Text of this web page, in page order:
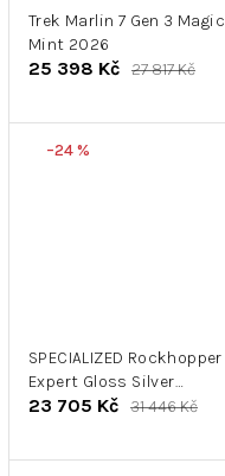
Trek Marlin 7 Gen 3 Magic
Mint 2026
25 398 Kč 27 817 Kč
–24 %
SPECIALIZED Rockhopper
Expert Gloss Silver
Dust/Satin Burnt Gold
23 705 Kč 31 446 Kč